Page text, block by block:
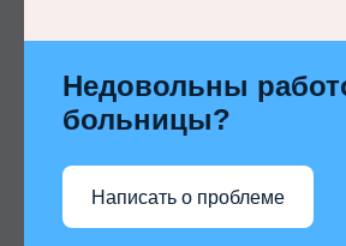
Недовольны
больницы?
Написать о проблеме